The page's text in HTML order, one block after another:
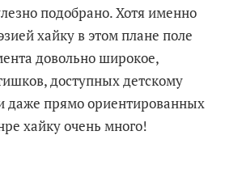
подобрано. Хотя именно
хайку в этом плане поле
довольно широкое,
доступных детскому
даже прямо ориентированных
хайку очень много!